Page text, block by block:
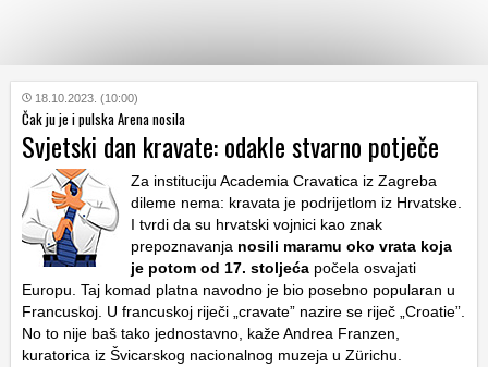
KATEGORIJE
HRVATSKI
WEB
18.10.2023. (10:00)
Čak ju je i pulska Arena nosila
Svjetski dan kravate: odakle stvarno potječe
Za instituciju Academia Cravatica iz Zagreba
dileme nema: kravata je podrijetlom iz Hrvatske.
I tvrdi da su hrvatski vojnici kao znak
prepoznavanja nosili maramu oko vrata koja
je potom od 17. stoljeća počela osvajati
Europu. Taj komad platna navodno je bio posebno popularan u
Francuskoj. U francuskoj riječi „cravate” nazire se riječ „Croatie”.
No to nije baš tako jednostavno, kaže Andrea Franzen,
kuratorica iz Švicarskog nacionalnog muzeja u Zürichu.